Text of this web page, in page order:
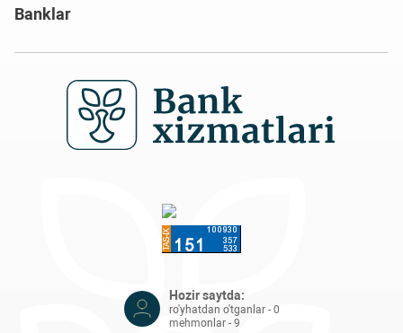
Banklar
Hozir saytda:
ro'yhatdan o'tganlar - 0
mehmonlar - 9